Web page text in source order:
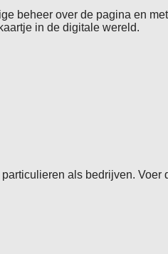
beheer over de pagina en
in de digitale wereld.
als bedrijven. Voer